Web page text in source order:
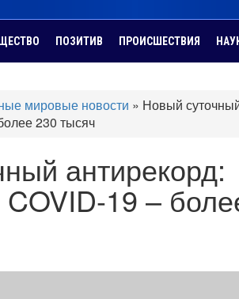
ПОЗИТИВ ПРОИСШЕСТВИЯ
мировые новости » Новый
230 тысяч
антирекорд:
19 –